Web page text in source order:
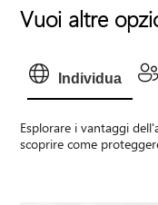
Vuoi altre
Individua
Esplorare i vantaggi
scoprire come